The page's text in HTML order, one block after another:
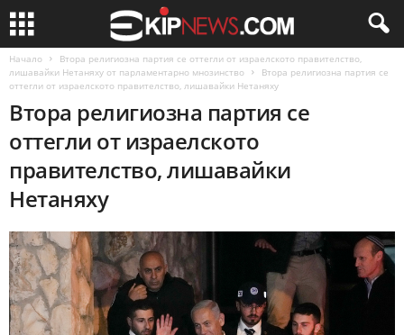
Начало
Втора религиозна партия се оттегли от израелското правителство,
лишавайки Нетаняху от парламентарно мнозинство
Втора религиозна партия се
оттегли от израелското правителство, лишавайки Нетаняху
Втора религиозна партия се
оттегли от израелското
правителство, лишавайки
Нетаняху